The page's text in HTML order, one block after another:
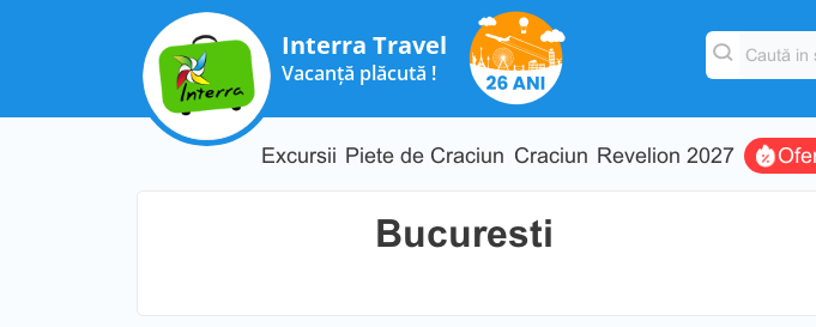
Interra Travel
Vacanță plăcută !
Excursii Piete de Craciun Craciun Revelion 2027
Bucuresti